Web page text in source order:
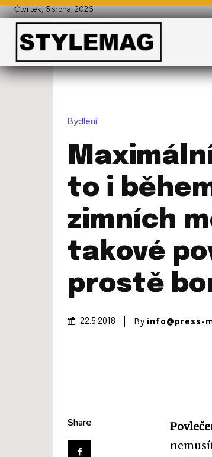
Čtvrtek, 6 srpna, 2026
Bydlení
to i
zimních
takové
prostě
22.5.2018 By info@press-
Share